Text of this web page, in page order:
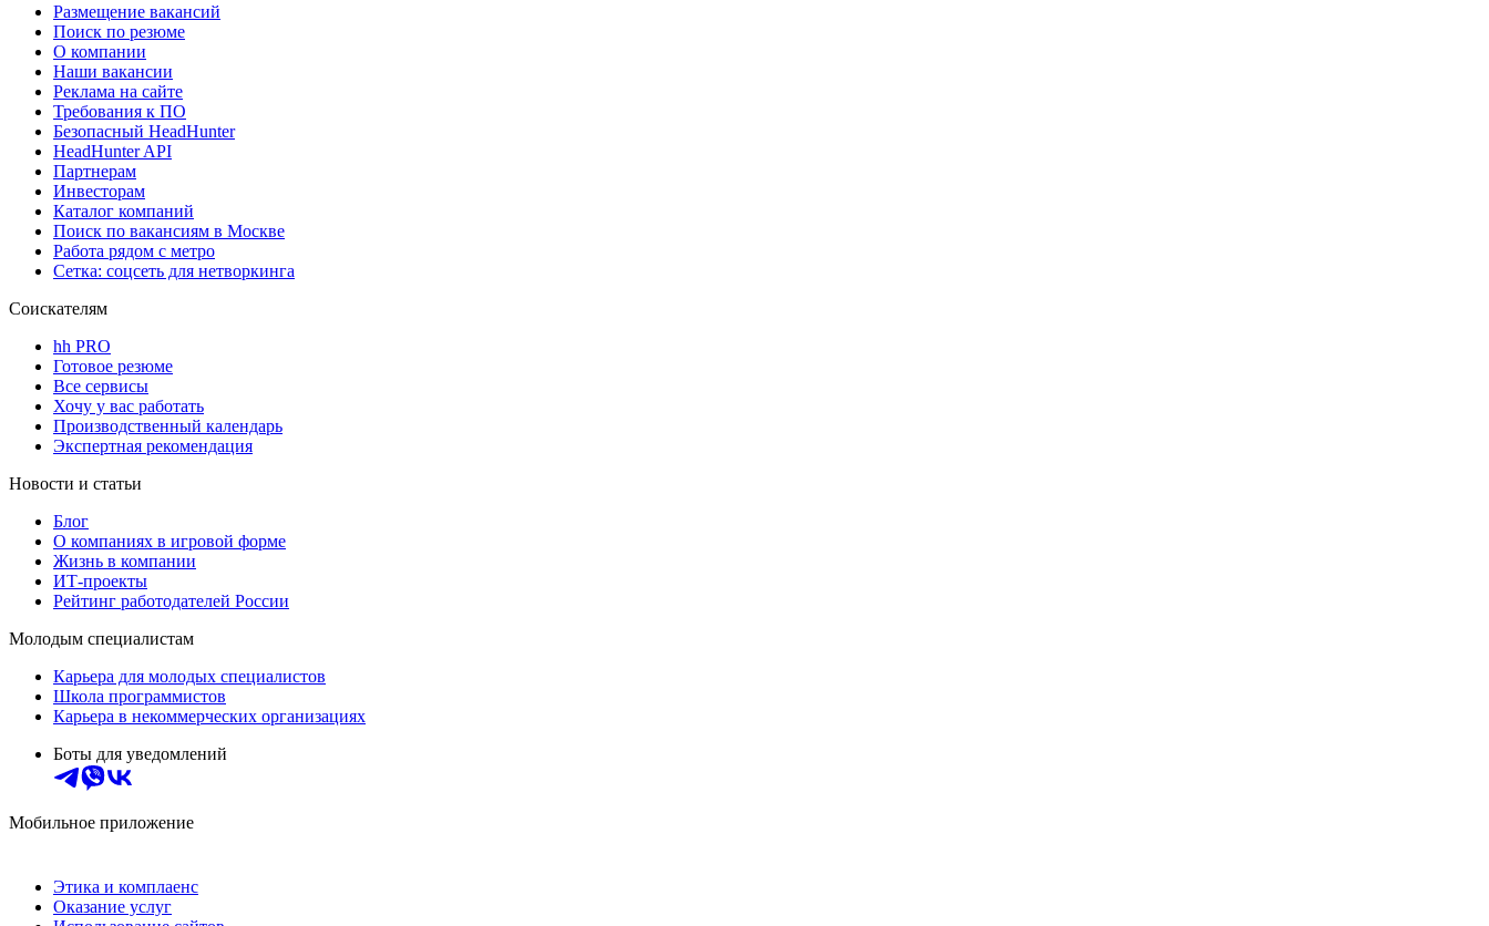
Размещение вакансий
Поиск по резюме
О компании
Наши вакансии
Реклама на сайте
Требования к ПО
Безопасный HeadHunter
HeadHunter API
Партнерам
Инвесторам
Каталог компаний
Поиск по вакансиям в Москве
Работа рядом с метро
Сетка: соцсеть для нетворкинга
Соискателям
hh PRO
Готовое резюме
Все сервисы
Хочу у вас работать
Производственный календарь
Экспертная рекомендация
Новости и статьи
Блог
О компаниях в игровой форме
Жизнь в компании
ИТ-проекты
Рейтинг работодателей России
Молодым специалистам
Карьера для молодых специалистов
Школа программистов
Карьера в некоммерческих организациях
Боты для уведомлений
Мобильное приложение
Этика и комплаенс
Оказание услуг